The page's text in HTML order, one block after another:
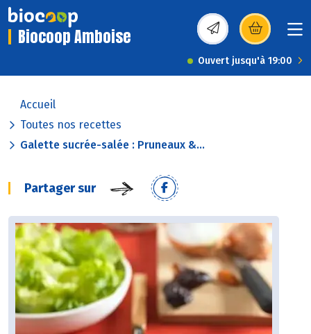
Biocoop Amboise (s’ouvre dans une
Ouvert jusqu'à 19:00
Accueil
Toutes nos recettes
Galette sucrée-salée : Pruneaux &...
Partager sur